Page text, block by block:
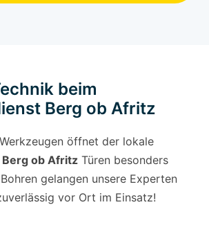
beim
Berg ob Afritz
öffnet der lokale
ob Afritz Türen besonders
gelangen unsere Experten
vor Ort im Einsatz!